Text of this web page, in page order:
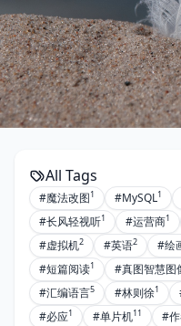
All Tags
#魔法改图1 #MySQL1
#长风轻视听1 #运营商1
#虚拟机2 #英语2 #绘
#短篇阅读1 #真图智慧图
#汇编语言5 #林则徐1
#必应1 #单片机11 #